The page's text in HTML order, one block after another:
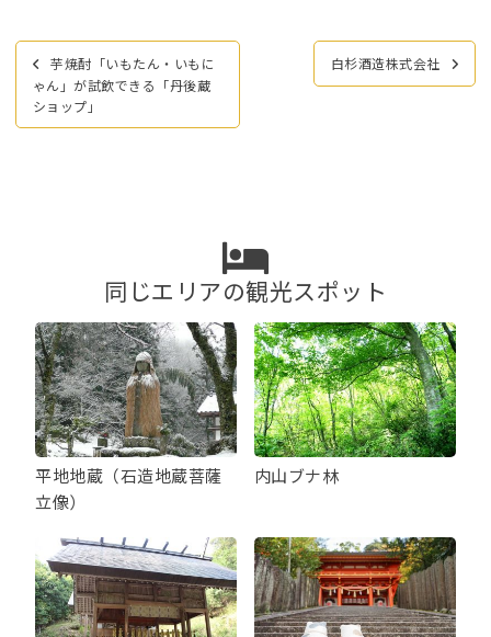
投
ビ
芋焼酎「いもたん・いもに
ゃん」が試飲できる「丹後蔵
ショップ」
白杉酒造株式会社
同じエリアの観光スポット
平地地蔵（石造地蔵菩薩
立像）
内山ブナ林